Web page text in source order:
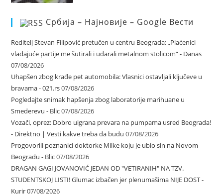
Србија – Најновије – Google Вести
Reditelj Stevan Filipović pretučen u centru Beograda: „Plaćenici
vladajuće partije me šutirali i udarali metalnom stolicom“ - Danas
07/08/2026
Uhapšen zbog krađe pet automobila: Vlasnici ostavljali ključeve u
bravama - 021.rs07/08/2026
Pogledajte snimak hapšenja zbog laboratorije marihuane u
Smederevu - Blic07/08/2026
Vozači, oprez: Dobro uigrana prevara na pumpama usred Beograda!
- Direktno | Vesti kakve treba da budu 07/08/2026
Progovorili poznanici doktorke Milke koju je ubio sin na Novom
Beogradu - Blic07/08/2026
DRAGAN GAGI JOVANOVIĆ JEDAN OD "VETIRANIH" NA TZV.
STUDENTSKOJ LISTI! Glumac izbačen jer plenumašima NIJE DOST -
Kurir07/08/2026